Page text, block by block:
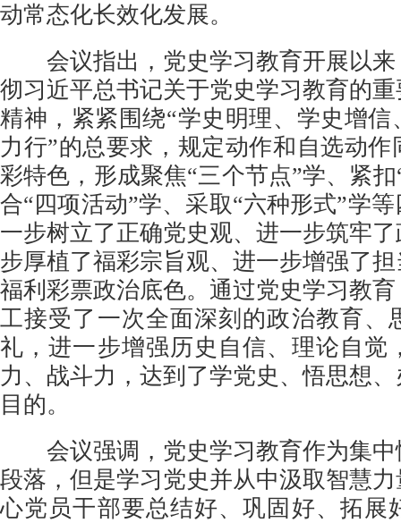
动常态化长效化发展。
会议指出，党史学习教育开展以来
彻习近平总书记关于党史学习教育的
精神，紧紧围绕“学史明理、学史增
力行”的总要求，规定动作和自选动
彩特色，形成聚焦“三个节点”学、紧
合“四项活动”学、采取“六种形式”学
一步树立了正确党史观、进一步筑牢
步厚植了福彩宗旨观、进一步增强了
福利彩票政治底色。通过党史学习教
工接受了一次全面深刻的政治教育、
礼，进一步增强历史自信、理论自觉
力、战斗力，达到了学党史、悟思想
目的。
会议强调，党史学习教育作为集中
段落，但是学习党史并从中汲取智慧
心党员干部要总结好、巩固好、拓展